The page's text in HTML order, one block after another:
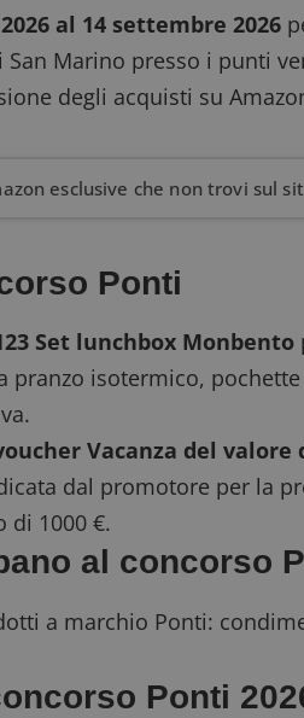
al 14 settembre 2026
Marino presso i punti
degli acquisti su
esclusive che non trovi sul
Ponti
Set lunchbox Monbento
isotermico,
Vacanza del valore
dal promotore per la
di 1000 €.
al concorso
a marchio Ponti:
Ponti